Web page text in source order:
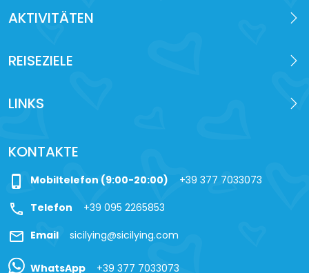
AKTIVITÄTEN
REISEZIELE
LINKS
KONTAKTE
phone_iphone Mobiltelefon (9:00-20:00) +39 377 7033073
call Telefon +39 095 2265853
mail Email sicilying@sicilying.com
WhatsApp +39 377 7033073